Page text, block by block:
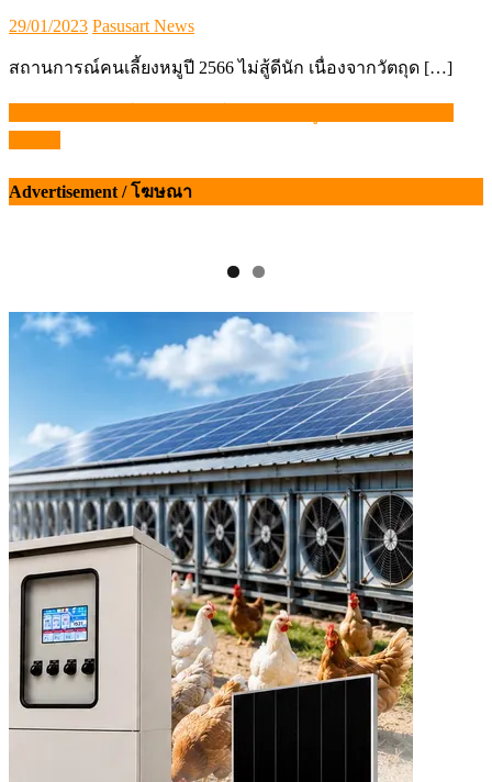
Posted
29/01/2023 Author
Pasusart News
สถานการณ์คนเลี้ยงหมูปี 2566 ไม่สู้ดีนัก เนื่องจากวัตถุด […]
แนะแนว
Advertisement / โฆษณา